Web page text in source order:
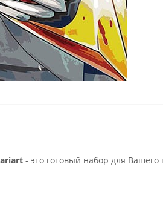
- это готовый набор для